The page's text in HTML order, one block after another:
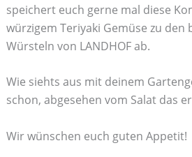
speichert euch gerne mal diese
würzigem Teriyaki Gemüse zu den
Würsteln von LANDHOF ab.
Wie siehts aus mit deinem
schon, abgesehen vom Salat das
Wir wünschen euch guten Appetit!